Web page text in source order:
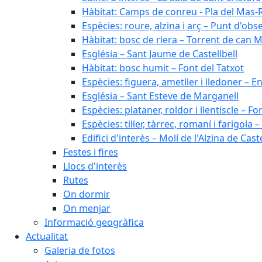
Hàbitat: Camps de conreu - Pla del Mas-
Espècies: roure, alzina i arç – Punt
Hàbitat: bosc de riera – Torrent de can
Església – Sant Jaume de Castellbell
Hàbitat: bosc humit – Font del Tatxot
Espècies: figuera, ametller i lledoner –
Església – Sant Esteve de Marganell
Espècies: plataner, roldor i llentiscle –
Espècies: til·ler, tàrrec, romaní i farigola
Edifici d'interès – Molí de l'Alzina de
Festes i fires
Llocs d'interès
Rutes
On dormir
On menjar
Informació geogràfica
Actualitat
Galeria de fotos